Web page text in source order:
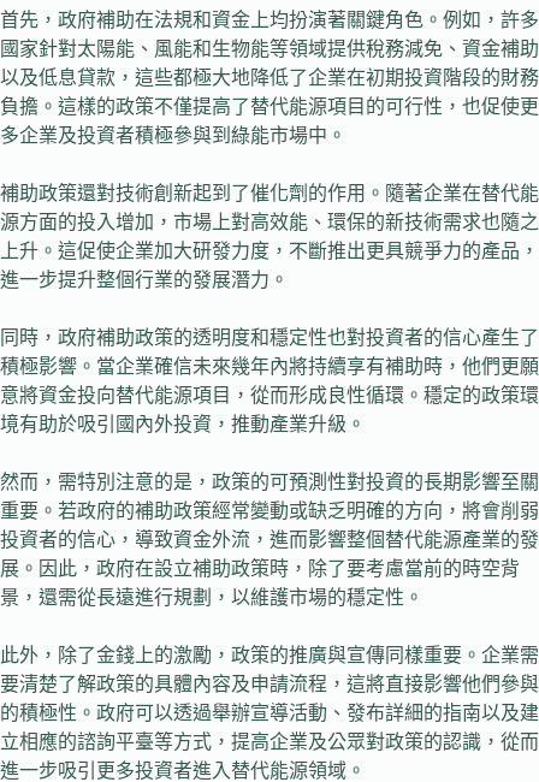
首先，政府補助在法規和資金上均扮演著關鍵角色。例如，許多
國家針對太陽能、風能和生物能等領域提供稅務減免、資金補助
以及低息貸款，這些都極大地降低了企業在初期投資階段的財務
負擔。這樣的政策不僅提高了替代能源項目的可行性，也促使更
多企業及投資者積極參與到綠能市場中。
補助政策還對技術創新起到了催化劑的作用。隨著企業在替代能
源方面的投入增加，市場上對高效能、環保的新技術需求也隨之
上升。這促使企業加大研發力度，不斷推出更具競爭力的產品，
進一步提升整個行業的發展潛力。
同時，政府補助政策的透明度和穩定性也對投資者的信心產生了
積極影響。當企業確信未來幾年內將持續享有補助時，他們更願
意將資金投向替代能源項目，從而形成良性循環。穩定的政策環
境有助於吸引國內外投資，推動產業升級。
然而，需特別注意的是，政策的可預測性對投資的長期影響至關
重要。若政府的補助政策經常變動或缺乏明確的方向，將會削弱
投資者的信心，導致資金外流，進而影響整個替代能源產業的發
展。因此，政府在設立補助政策時，除了要考慮當前的時空背
景，還需從長遠進行規劃，以維護市場的穩定性。
此外，除了金錢上的激勵，政策的推廣與宣傳同樣重要。企業需
要清楚了解政策的具體內容及申請流程，這將直接影響他們參與
的積極性。政府可以透過舉辦宣導活動、發布詳細的指南以及建
立相應的諮詢平臺等方式，提高企業及公眾對政策的認識，從而
進一步吸引更多投資者進入替代能源領域。